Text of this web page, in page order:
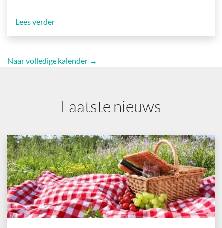
Lees verder
Naar volledige kalender →
Laatste nieuws